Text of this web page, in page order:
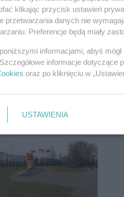
REKLAMA
klikając przycisk ustawień
przetwarzania danych nie
Preferencje będą miały
informacjami, abyś
informacje dotyczące
oraz po kliknięciu w
USTAWIENIA